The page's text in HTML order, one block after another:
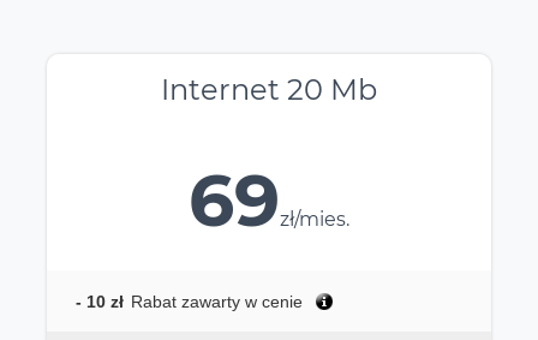
Internet 20 Mb
69zł/mies.
- 10 zł Rabat zawarty w cenie